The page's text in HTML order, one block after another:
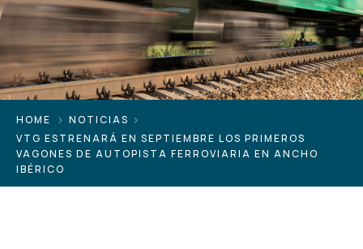
HOME
NOTICIAS
VTG ESTRENARÁ EN SEPTIEMBRE LOS PRIMEROS
VAGONES DE AUTOPISTA FERROVIARIA EN ANCHO
IBÉRICO